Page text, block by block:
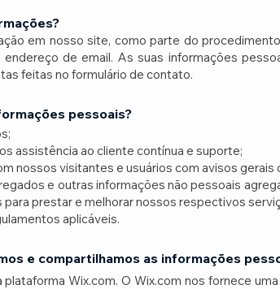
em nosso site, como parte do
de email. As suas informações
feitas no formulário de contato.
pessoais?
assistência ao cliente contínua e suporte;
nossos visitantes e usuários com avisos
e outras informações não pessoais
prestar e melhorar nossos respectivos
aplicáveis.
e compartilhamos as informações
Wix.com. O Wix.com nos fornece